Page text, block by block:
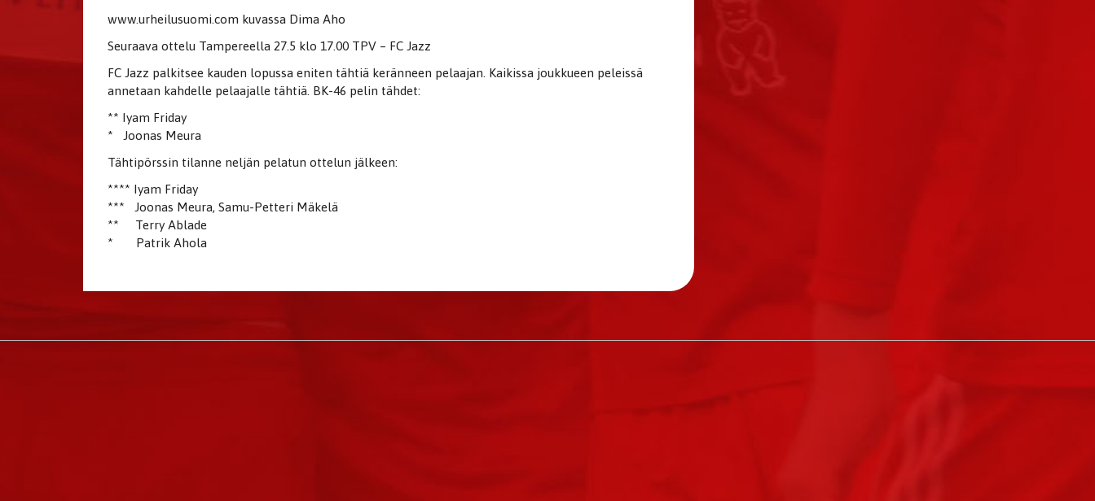
www.urheilusuomi.com kuvassa Dima Aho
Seuraava ottelu Tampereella 27.5 klo 17.00 TPV – FC Jazz
FC Jazz palkitsee kauden lopussa eniten tähtiä keränneen pelaajan. Kaikissa joukkueen peleissä
annetaan kahdelle pelaajalle tähtiä. BK-46 pelin tähdet:
** Iyam Friday
* Joonas Meura
Tähtipörssin tilanne neljän pelatun ottelun jälkeen:
**** Iyam Friday
*** Joonas Meura, Samu-Petteri Mäkelä
** Terry Ablade
* Patrik Ahola